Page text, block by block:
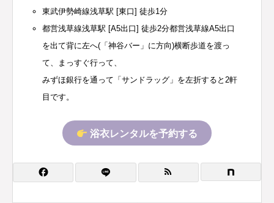
東武伊勢崎線浅草駅 [東口] 徒歩1分
都営浅草線浅草駅 [A5出口] 徒歩2分都営浅草線A5出口
を出て背に左へ(「神谷バー」に方向)横断歩道を渡っ
て、まっすぐ行って、
みずほ銀行を通って「サンドラッグ」を左折すると2軒
目です。
浴衣レンタルを予約する